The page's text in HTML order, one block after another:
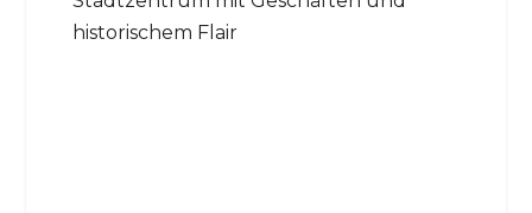
historischem Flair